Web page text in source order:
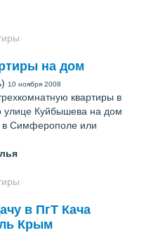
на дом
10 ноября 2008
квартиры в
Куйбышева на дом
в Симферополе или
в ПгТ Кача
Крым